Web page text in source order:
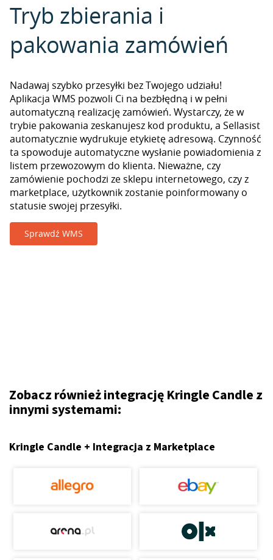
Tryb zbierania i
pakowania zamówień
Nadawaj szybko przesyłki bez Twojego udziału!
Aplikacja WMS pozwoli Ci na bezbłędną i w pełni
automatyczną realizację zamówień. Wystarczy, że w
trybie pakowania zeskanujesz kod produktu, a Sellasist
automatycznie wydrukuje etykietę adresową. Czynność
ta spowoduje automatyczne wysłanie powiadomienia z
listem przewozowym do klienta. Nieważne, czy
zamówienie pochodzi ze sklepu internetowego, czy z
marketplace, użytkownik zostanie poinformowany o
statusie swojej przesyłki.
Sprawdź WMS
Zobacz również integrację Kringle Candle z
innymi systemami:
Kringle Candle + Integracja z Marketplace